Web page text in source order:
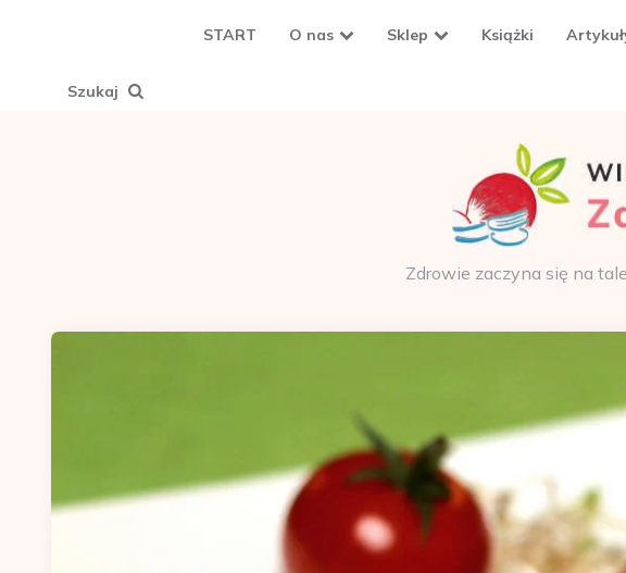
START O nas Sklep Książki
Szukaj
Zdrowie zaczyna się na